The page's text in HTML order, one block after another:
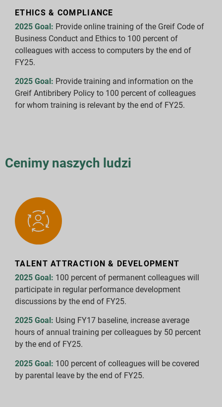
ETHICS & COMPLIANCE
2025 Goal: Provide online training of the Greif Code of
Business Conduct and Ethics to 100 percent of
colleagues with access to computers by the end of
FY25.
2025 Goal: Provide training and information on the
Greif Antibribery Policy to 100 percent of colleagues
for whom training is relevant by the end of FY25.
Cenimy naszych ludzi
TALENT ATTRACTION & DEVELOPMENT
2025 Goal: 100 percent of permanent colleagues will
participate in regular performance development
discussions by the end of FY25.
2025 Goal: Using FY17 baseline, increase average
hours of annual training per colleagues by 50 percent
by the end of FY25.
2025 Goal: 100 percent of colleagues will be covered
by parental leave by the end of FY25.